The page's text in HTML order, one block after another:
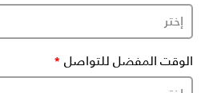
الوقت المفضل للتواصل